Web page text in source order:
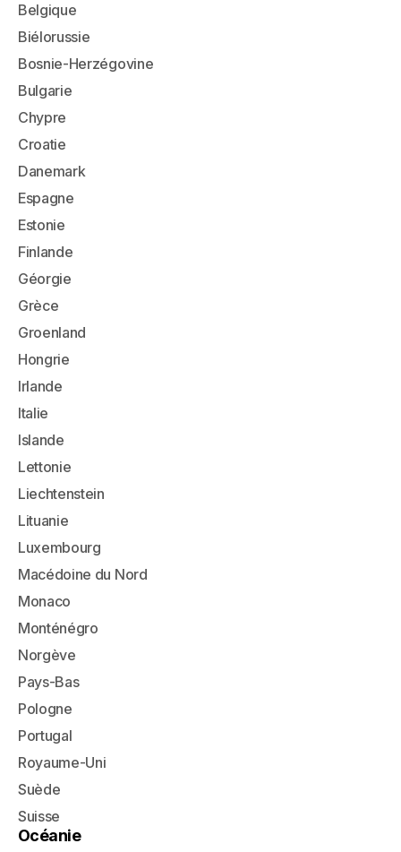
Belgique
Biélorussie
Bosnie-Herzégovine
Bulgarie
Chypre
Croatie
Danemark
Espagne
Estonie
Finlande
Géorgie
Grèce
Groenland
Hongrie
Irlande
Italie
Islande
Lettonie
Liechtenstein
Lituanie
Luxembourg
Macédoine du Nord
Monaco
Monténégro
Norgève
Pays-Bas
Pologne
Portugal
Royaume-Uni
Suède
Suisse
Océanie